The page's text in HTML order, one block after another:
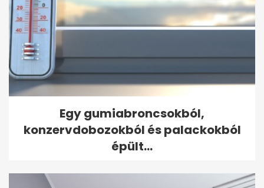
Egy gumiabroncsokból,
konzervdobozokból és palackokból
épült...